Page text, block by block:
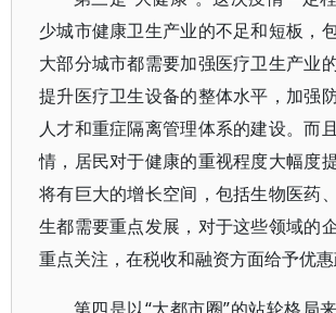
少城市健康卫生产业的不足和短板，
大部分城市都需要加强医疗卫生产业
提升医疗卫生设备的整体水平，加强
人才和重症隔离管理体系的建设。而
情，居民对于健康的重视程度大幅度
将有巨大的增长空间，包括生物医药
生都需要重点发展，对于这些领域的
重点关注，在税收和融资方面给予优惠